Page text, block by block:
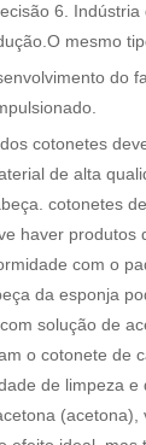
6.
mesmo
do
cotonetes
de alta
cotonetes
haver
com o
da esponja
solução de
o cotonete de
de limpeza